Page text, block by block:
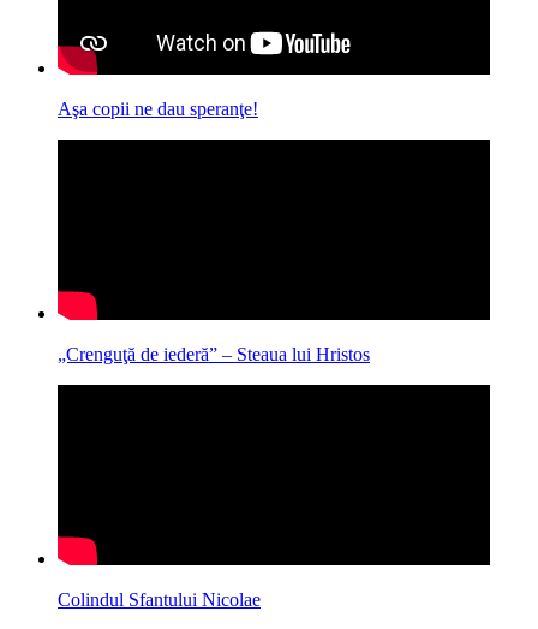
Aşa copii ne dau speranţe!
„Crenguţă de iederă” – Steaua lui Hristos
Colindul Sfantului Nicolae